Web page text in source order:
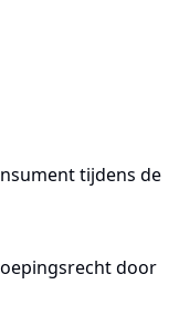
tijdens de
door